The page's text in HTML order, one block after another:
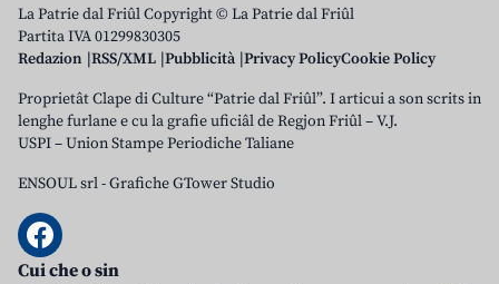
La Patrie dal Friûl Copyright © La Patrie dal Friûl
Partita IVA 01299830305
Redazion RSS/XML Pubblicità Privacy PolicyCookie Policy
Proprietât Clape di Culture “Patrie dal Friûl”. I articui a son scrits in
lenghe furlane e cu la grafie uficiâl de Regjon Friûl – V.J.
USPI – Union Stampe Periodiche Taliane
ENSOUL srl-Grafiche GTower Studio
Cui che o sin